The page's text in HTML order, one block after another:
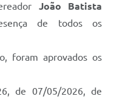
João Batista
de todos os
foram aprovados os
de 07/05/2026, de